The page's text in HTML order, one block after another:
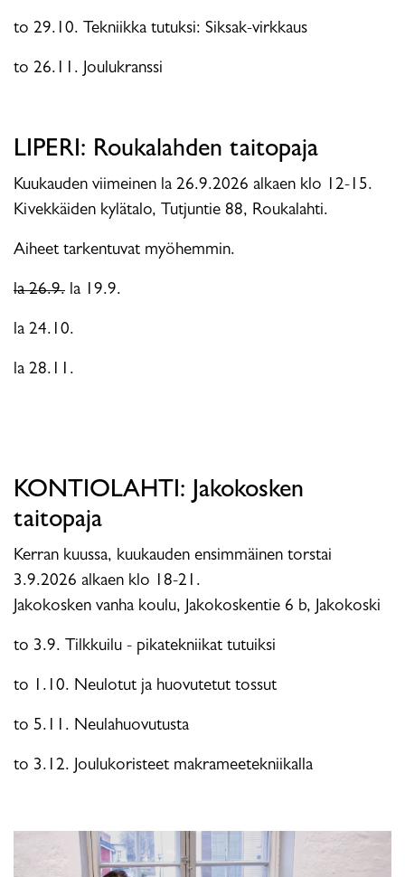
to 29.10. Tekniikka tutuksi: Siksak-virkkaus
to 26.11. Joulukranssi
LIPERI: Roukalahden taitopaja
Kuukauden viimeinen la 26.9.2026 alkaen klo 12-15.
Kivekkäiden kylätalo, Tutjuntie 88, Roukalahti.
Aiheet tarkentuvat myöhemmin.
la 26.9. la 19.9.
la 24.10.
la 28.11.
KONTIOLAHTI: Jakokosken
taitopaja
Kerran kuussa, kuukauden ensimmäinen torstai
3.9.2026 alkaen klo 18-21.
Jakokosken vanha koulu, Jakokoskentie 6 b, Jakokoski
to 3.9. Tilkkuilu - pikatekniikat tutuiksi
to 1.10. Neulotut ja huovutetut tossut
to 5.11. Neulahuovutusta
to 3.12. Joulukoristeet makrameetekniikalla